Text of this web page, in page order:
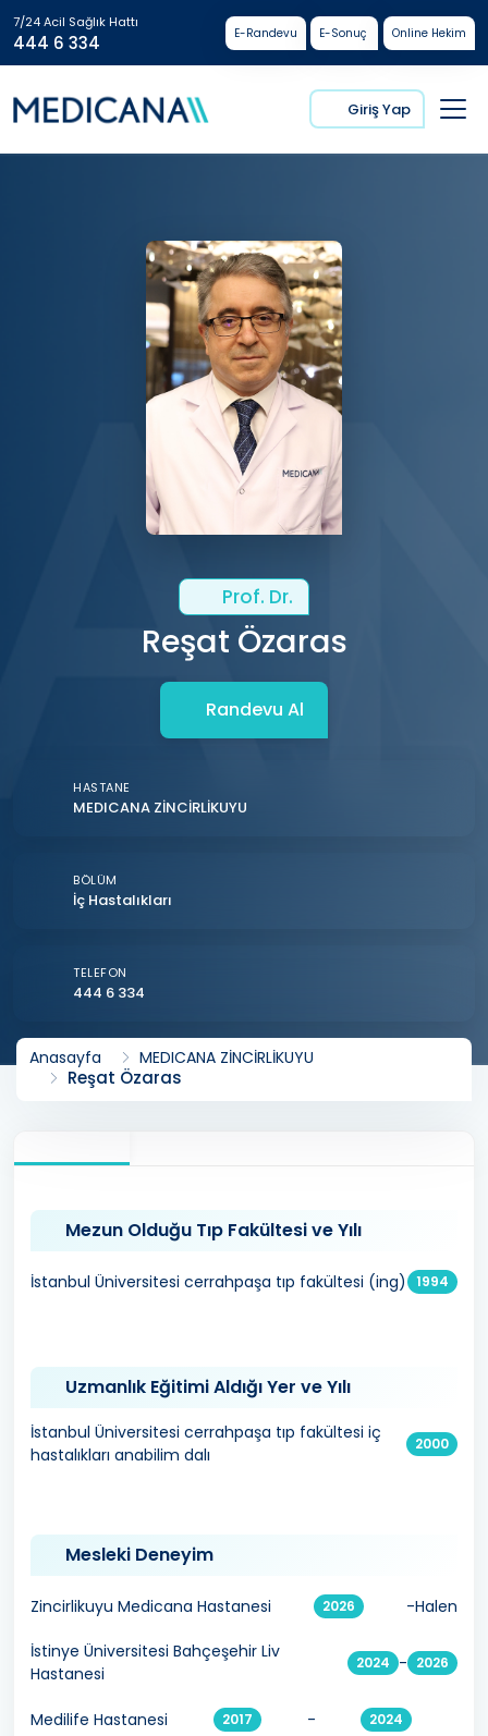
7/24 Acil Sağlık Hattı
444 6 334 E-Randevu E-Sonuç Online Hekim
Giriş Yap
Prof. Dr.
Reşat Özaras
Randevu Al
HASTANE
MEDICANA ZİNCİRLİKUYU
BÖLÜM
İç Hastalıkları
TELEFON
444 6 334
Anasayfa MEDICANA ZİNCİRLİKUYU
Reşat Özaras
Mezun Olduğu Tıp Fakültesi ve Yılı
İstanbul Üniversitesi cerrahpaşa tıp fakültesi (ing) 1994
Uzmanlık Eğitimi Aldığı Yer ve Yılı
İstanbul Üniversitesi cerrahpaşa tıp fakültesi iç
hastalıkları anabilim dalı
2000
Mesleki Deneyim
Zincirlikuyu Medicana Hastanesi 2026 -Halen
İstinye Üniversitesi Bahçeşehir Liv
Hastanesi
2024 - 2026
Medilife Hastanesi 2017 - 2024